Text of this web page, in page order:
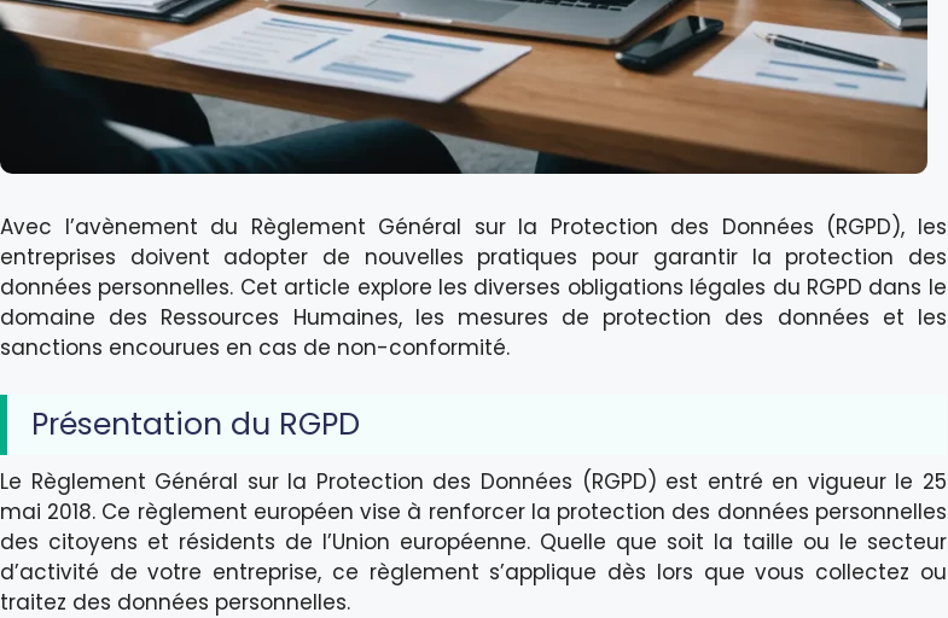
Avec l’avènement du Règlement Général sur la Protection des Données (RGPD), les
entreprises doivent adopter de nouvelles pratiques pour garantir la protection des
données personnelles. Cet article explore les diverses obligations légales du RGPD dans le
domaine des Ressources Humaines, les mesures de protection des données et les
sanctions encourues en cas de non-conformité.
Présentation du RGPD
Le Règlement Général sur la Protection des Données (RGPD) est entré en vigueur le 25
mai 2018. Ce règlement européen vise à renforcer la protection des données personnelles
des citoyens et résidents de l’Union européenne. Quelle que soit la taille ou le secteur
d’activité de votre entreprise, ce règlement s’applique dès lors que vous collectez ou
traitez des données personnelles.